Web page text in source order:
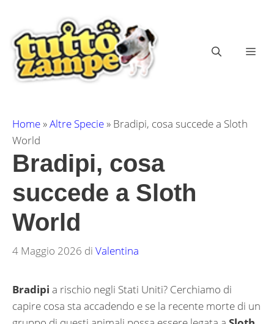
contenuto
Home»Altre Specie» Bradipi, cosa succede a Sloth
World
Bradipi, cosa
succede a Sloth
World
4 Maggio 2026 di Valentina
Bradipi a rischio negli Stati Uniti? Cerchiamo di
capire cosa sta accadendo e se la recente morte di un